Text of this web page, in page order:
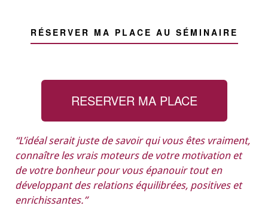
RÉSERVER MA PLACE AU SÉMINAIRE
RESERVER MA PLACE
“L’idéal serait juste de savoir qui vous êtes vraiment,
connaître les vrais moteurs de votre motivation et
de votre bonheur pour vous épanouir tout en
développant des relations équilibrées, positives et
enrichissantes.”